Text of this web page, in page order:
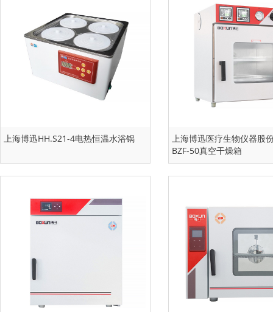
上海博迅HH.S21-4电热恒温水浴锅
上海博迅医疗生物仪器股
BZF-50真空干燥箱